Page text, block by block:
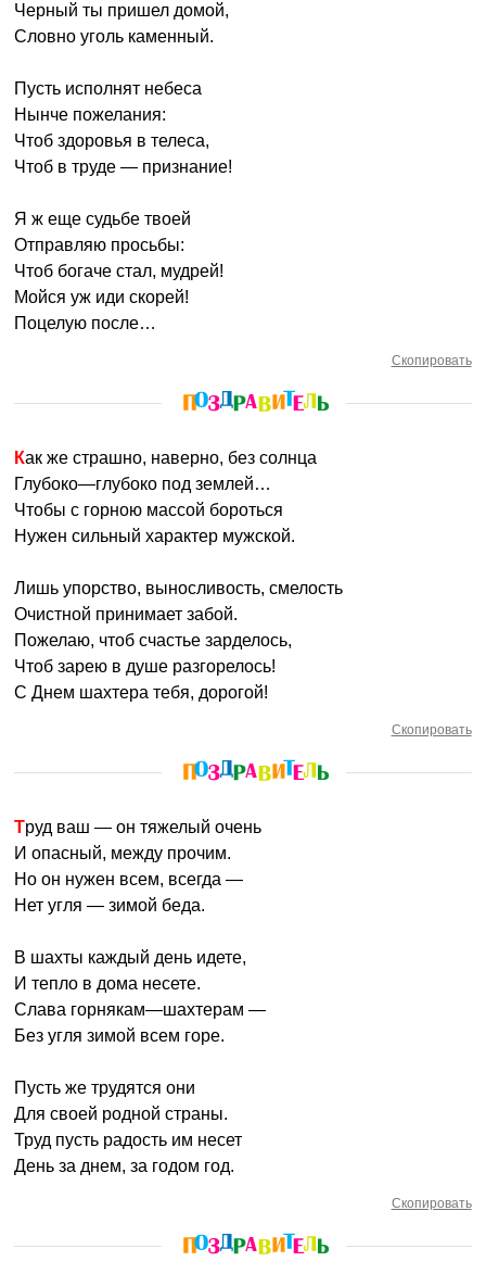
Черный ты пришел домой,
Словно уголь каменный.
Пусть исполнят небеса
Нынче пожелания:
Чтоб здоровья в телеса,
Чтоб в труде — признание!
Я ж еще судьбе твоей
Отправляю просьбы:
Чтоб богаче стал, мудрей!
Мойся уж иди скорей!
Поцелую после…
Скопировать
Как же страшно, наверно, без солнца
Глубоко—глубоко под землей…
Чтобы с горною массой бороться
Нужен сильный характер мужской.
Лишь упорство, выносливость, смелость
Очистной принимает забой.
Пожелаю, чтоб счастье зарделось,
Чтоб зарею в душе разгорелось!
С Днем шахтера тебя, дорогой!
Скопировать
Труд ваш — он тяжелый очень
И опасный, между прочим.
Но он нужен всем, всегда —
Нет угля — зимой беда.
В шахты каждый день идете,
И тепло в дома несете.
Слава горнякам—шахтерам —
Без угля зимой всем горе.
Пусть же трудятся они
Для своей родной страны.
Труд пусть радость им несет
День за днем, за годом год.
Скопировать